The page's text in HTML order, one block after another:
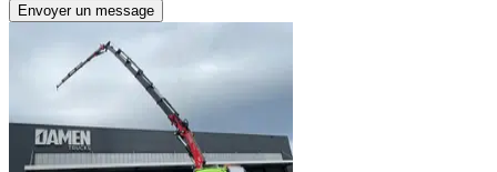
Envoyer un message